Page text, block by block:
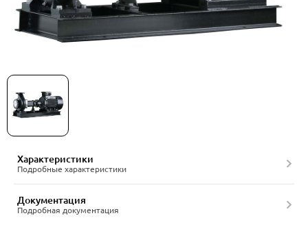
Насос консольный CNP NISO65-50-160/0.75SWHZ
Характеристики
Подробные характеристики
Документация
Подробная документация